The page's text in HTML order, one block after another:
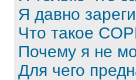
Я давно
Что такое
Почему я не
Для чего